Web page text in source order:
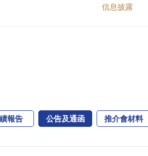
信息披露
報告 公告及通函 推介會材料